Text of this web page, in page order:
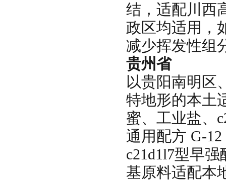
结，适配川西
政区均适用，
减少挥发性组
贵州省
以贵阳南明区
特地形的本土
蜜、工业盐、
通用配方 G-
c21d1l7型早
基原料适配本